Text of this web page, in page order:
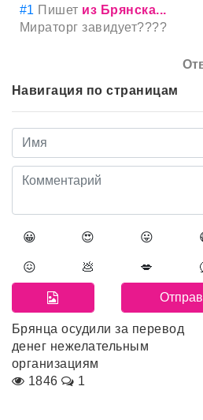
#1 Пишет из Брянска...
Мираторг завидует????
Навигация по страницам
😀 😍 😛
😖 💩 💋
Брянца осудили за перевод
денег нежелательным
организациям
1846
1